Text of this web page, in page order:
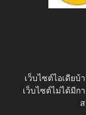
เว็บไซต์ไอเดีย
เว็บไซต์ไม่ได้มีก